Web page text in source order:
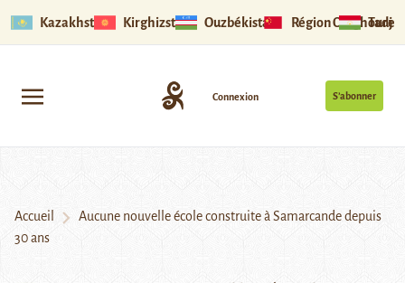
Kazakhstan Kirghizstan Ouzbékistan Région Ouïghoure
S’abonner
Connexion
Accueil
Aucune nouvelle école construite à Samarcande depuis
30 ans